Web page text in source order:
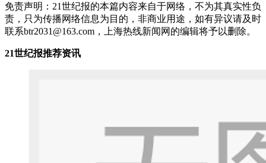
免责声明：21世纪报的本篇内容来自于网络，不为其真实性负
责，只为传播网络信息为目的，非商业用途，如有异议请及时
联系btr2031@163.com，上海热线新闻网的编辑将予以删除。
21世纪报推荐资讯